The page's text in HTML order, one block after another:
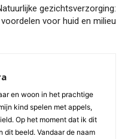
gezichtsverzorging:
voordelen voor huid en milieu
en woon in het prachtige
kind spelen met appels,
Op het moment dat ik dit
dit beeld. Vandaar de naam